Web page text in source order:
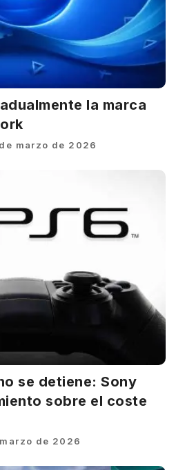
la marca
marzo de 2026
se detiene: Sony
sobre el coste
de 2026